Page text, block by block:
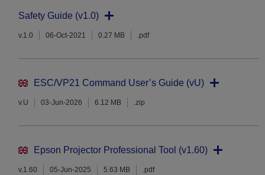
Safety Guide (v1.0)
v.1.0 06-Oct-2021 0.27 MB .pdf
ESC/VP21 Command User’s Guide (vU)
v.U 03-Jun-2026 6.12 MB .zip
Epson Projector Professional Tool (v1.60)
v.1.60 05-Jun-2025 5.63 MB .pdf